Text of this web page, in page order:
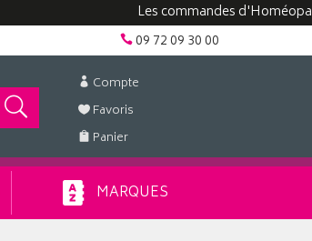
Les commandes d'Homéopathie
09 72 09 30 00
Compte
Favoris
Panier
MARQUES